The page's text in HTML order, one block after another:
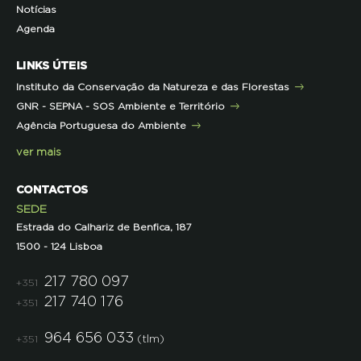
Representações
Histórico de Projetos
Dicas úteis
Iniciativas
Pareceres
Parcerias
Projetos
Semana do Jornalismo de Ambiente 2023
Recursos Pedagógicos
Literacia para a Floresta
Projetos
Formação Certificada
Formação Contínua para Professores
Outras Formações
Notícias
Agenda
LINKS ÚTEIS
Instituto da Conservação da Natureza e das Florestas
GNR - SEPNA - SOS Ambiente e Território
Agência Portuguesa do Ambiente
ver mais
CONTACTOS
SEDE
Estrada do Calhariz de Benfica, 187
1500 - 124 Lisboa
+351 217 780 097
+351 217 740 176
+351 964 656 033 (tlm)